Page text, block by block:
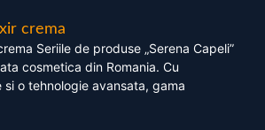
crema
Seriile de produse „Serena Capeli”
cosmetica din Romania. Cu
o tehnologie avansata, gama